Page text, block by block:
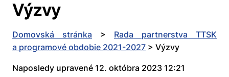
Výzvy
Domovská stránka > Rada partnerstva TTSK
a programové obdobie 2021-2027 > Výzvy
Naposledy upravené 12. októbra 2023 12:21